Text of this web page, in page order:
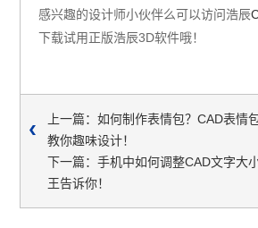
感兴趣的设计师小伙伴么可以访问浩辰
下载试用正版浩辰3D软件哦！
上一篇：如何制作表情包？CAD表情
教你趣味设计！
下一篇：手机中如何调整CAD文字大
王告诉你！